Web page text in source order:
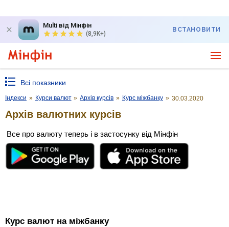
Multi від Мінфін
(8,9K+)
ВСТАНОВИТИ
Всі показники
Індекси » Курси валют » Архів курсів » Курс міжбанку » 30.03.2020
Архів валютних курсів
Все про валюту теперь і в застосунку від Мінфін
Курс валют на міжбанку